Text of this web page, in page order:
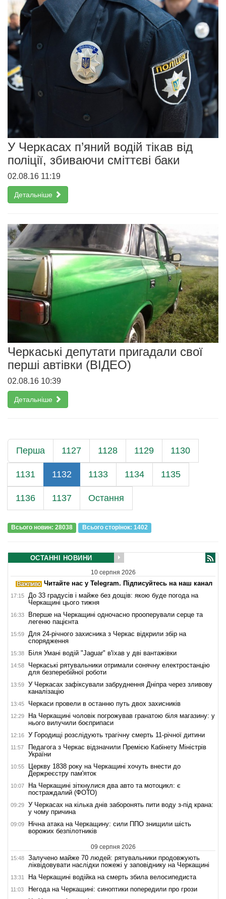
У Черкасах п’яний водій тікав від
поліції, збиваючи сміттєві баки
02.08.16 11:19
Детальніше
Черкаські депутати пригадали свої
перші автівки (ВІДЕО)
02.08.16 10:39
Детальніше
Перша 1127 1128 1129 1130
1131 1132 1133 1134 1135
1136 1137 Остання
Всього новин: 28038 Всього сторiнок: 1402
ОСТАННІ НОВИНИ
10 серпня 2026
Читайте нас у Telegram. Підписуйтесь на наш канал
17:15
До 33 градусів і майже без дощів: якою буде погода на
Черкащині цього тижня
16:33
Вперше на Черкащині одночасно прооперували серце та
легеню пацієнта
15:59
Для 24-річного захисника з Черкас відкрили збір на
спорядження
15:38 Біля Умані водій "Jaguar" в'їхав у дві вантажівки
14:58
Черкаські рятувальники отримали сонячну електростанцію
для безперебійної роботи
13:59
У Черкасах зафіксували забруднення Дніпра через зливову
каналізацію
13:45 Черкаси провели в останню путь двох захисників
12:29
На Черкащині чоловік погрожував гранатою біля магазину: у
нього вилучили боєприпаси
12:16 У Городищі розслідують трагічну смерть 11-річної дитини
11:57
Педагога з Черкас відзначили Премією Кабінету Міністрів
України
10:55
Церкву 1838 року на Черкащині хочуть внести до
Держреєстру пам'яток
10:07
На Черкащині зіткнулися два авто та мотоцикл: є
постраждалий (ФОТО)
09:29
У Черкасах на кілька днів заборонять пити воду з-під крана:
у чому причина
09:09
Нічна атака на Черкащину: сили ППО знищили шість
ворожих безпілотників
09 серпня 2026
15:48
Залучено майже 70 людей: рятувальники продовжують
ліквідовувати наслідки пожежі у заповіднику на Черкащині
13:31 На Черкащині водійка на смерть збила велосипедиста
11:03 Негода на Черкащині: синоптики попередили про грози